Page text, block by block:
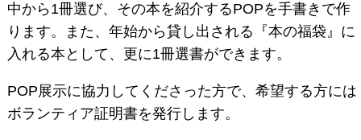
中から1冊選び、その本を紹介するPOPを手書きで作
ります。また、年始から貸し出される『本の福袋』に
入れる本として、更に1冊選書ができます。
POP展示に協力してくださった方で、希望する方には
ボランティア証明書を発行します。